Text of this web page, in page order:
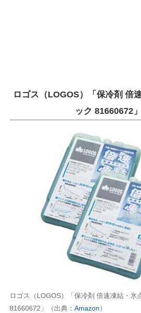
ロゴス（LOGOS）「保冷剤 倍
ック 81660672」
ロゴス（LOGOS）「保冷剤 倍速凍結・氷
81660672」（出典： Amazon）